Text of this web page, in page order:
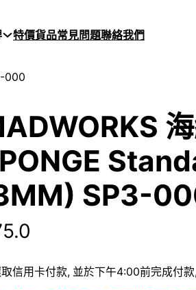
特價貨品常見問題聯絡我們
000
SP3-
信用卡付款, 並於下午4:00前完成付